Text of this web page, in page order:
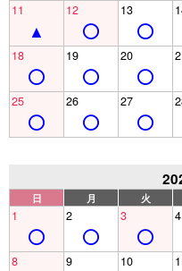
11 12 13
18 19 20
25 26 27
日 月 火
1 2 3 4
8 9 10